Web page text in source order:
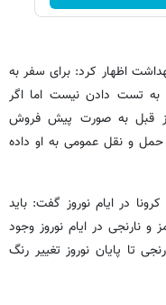
اظهار کرد: برای سفر به
به تست دادن نیست اما اگر
از قبل به صورت پیش فروش
حمل و نقل عمومی به او داده
در ایام نوروز گفت: باید
نارنجی در ایام نوروز وجود
و ۳۱ شهرستان نارنجی تا پایان نوروز تغییر رنگ